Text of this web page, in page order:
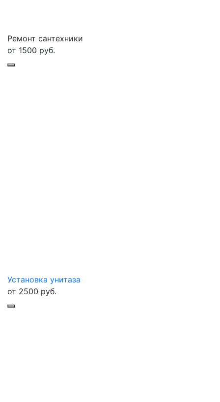
Ремонт сантехники
от 1500 руб.
Установка унитаза
от 2500 руб.